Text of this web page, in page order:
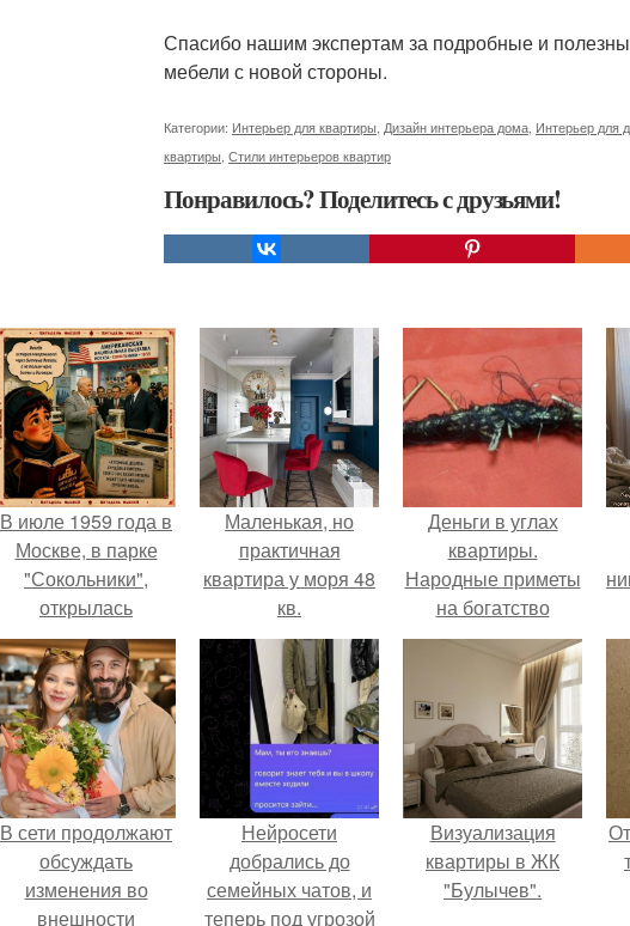
Спасибо нашим экспертам за подробные и
мебели с новой стороны.
Категории: Интерьер для квартиры Дизайн интерьера дома Интерьер для
квартиры Стили интерьеров квартир
Понравилось? Поделитесь с друзьями!
В июле 1959 года в
Москве, в парке
"Сокольники",
открылась
американская
национальная
выставка.
Маленькая, но
практичная
квартира у моря 48
кв.
Деньги в углах
квартиры.
Народные приметы
на богатство
В сети продолжают
обсуждать
изменения во
внешности
Нейросети
добрались до
семейных чатов, и
теперь под угрозой
Визуализация
квартиры в ЖК
"Булычев".